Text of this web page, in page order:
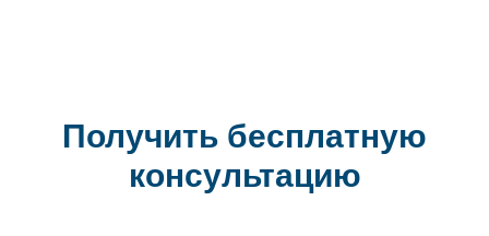
Получить бесплатную
консультацию